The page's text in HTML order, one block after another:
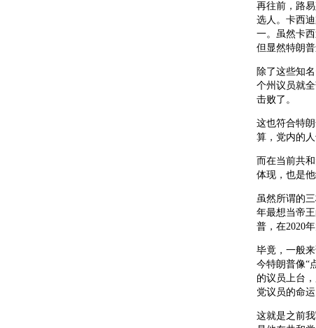
再往前，路
选人。卡西
一。虽然卡
但显然特朗
除了这些知
个州议员就
击败了。
这也符合特
算，党内的
而在当前共
体现，也是他
虽然所谓的
年最想当帝
普，在2020
毕竟，一般
今特朗普像“
的议员上台
党议员的命运
这就是之前